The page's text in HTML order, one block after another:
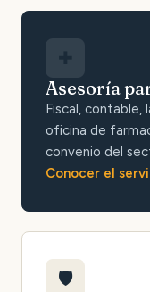
Asesoría
Fiscal, contable,
oficina de
convenio del
Conocer el
🛡️